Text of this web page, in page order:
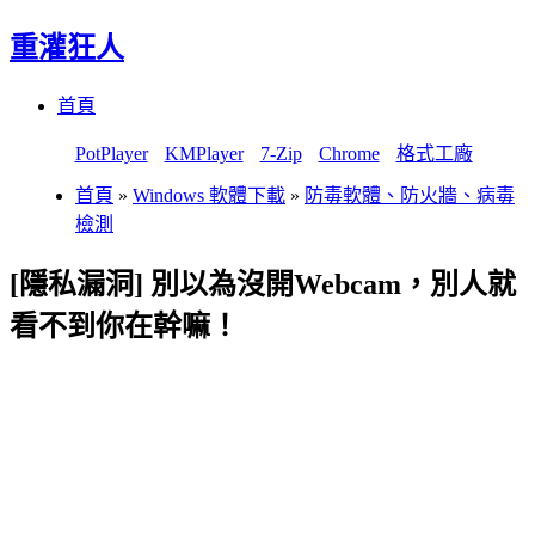
重灌狂人
首頁
PotPlayer KMPlayer 7-Zip Chrome 格式工廠
首頁 » Windows 軟體下載 » 防毒軟體、防火牆、病毒
檢測
[隱私漏洞] 別以為沒開Webcam，別人就
看不到你在幹嘛！